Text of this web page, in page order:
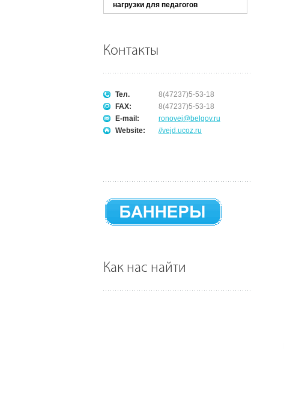
нагрузки для педагогов
Контакты
Тел.
8(47237)5-53-18
FAX:
8(47237)5-53-18
E-mail:
ronovej@belgov.ru
Website:
//vejd.ucoz.ru
Как нас найти